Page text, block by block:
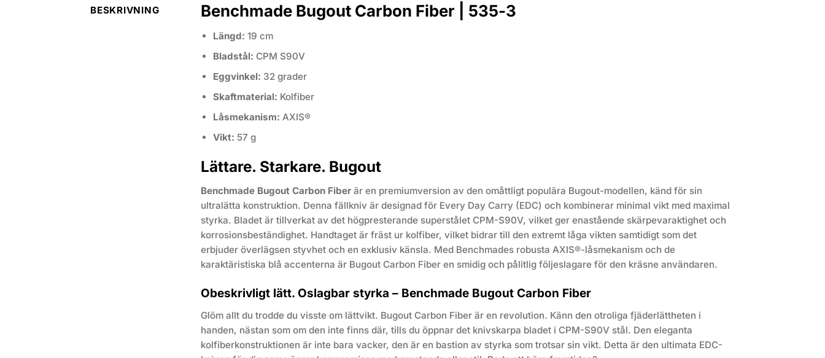
BESKRIVNING Benchmade Bugout Carbon Fiber | 535-3
Längd: 19 cm
Bladstål: CPM S90V
Eggvinkel: 32 grader
Skaftmaterial: Kolfiber
Låsmekanism: AXIS®
Vikt: 57 g
Lättare. Starkare. Bugout
Benchmade Bugout Carbon Fiber är en premiumversion av den omåttligt populära Bugout-modellen, känd för sin
ultralätta konstruktion. Denna fällkniv är designad för Every Day Carry (EDC) och kombinerar minimal vikt med maximal
styrka. Bladet är tillverkat av det högpresterande superstålet CPM-S90V, vilket ger enastående skärpevaraktighet och
korrosionsbeständighet. Handtaget är fräst ur kolfiber, vilket bidrar till den extremt låga vikten samtidigt som det
erbjuder överlägsen styvhet och en exklusiv känsla. Med Benchmades robusta AXIS®-låsmekanism och de
karaktäristiska blå accenterna är Bugout Carbon Fiber en smidig och pålitlig följeslagare för den kräsne användaren.
Obeskrivligt lätt. Oslagbar styrka – Benchmade Bugout Carbon Fiber
Glöm allt du trodde du visste om lättvikt. Bugout Carbon Fiber är en revolution. Känn den otroliga fjäderlättheten i
handen, nästan som om den inte finns där, tills du öppnar det knivskarpa bladet i CPM-S90V stål. Den eleganta
kolfiberkonstruktionen är inte bara vacker, den är en bastion av styrka som trotsar sin vikt. Detta är den ultimata EDC-